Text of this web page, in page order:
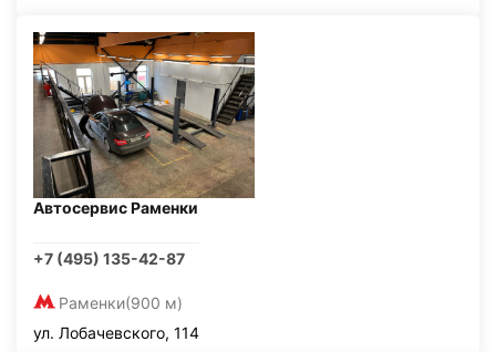
Автосервис Раменки
+7 (495) 135-42-87
Раменки(900 м)
ул. Лобачевского, 114